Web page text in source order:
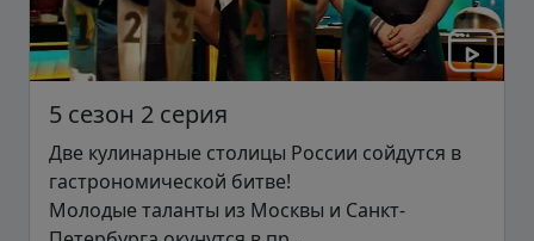
5 сезон 2 серия
Две кулинарные столицы России сойдутся в
гастрономической битве!
Молодые таланты из Москвы и Санкт-